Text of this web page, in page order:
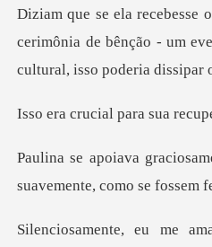
cerimônia de bênção - um
ial para sua
suavemente, como